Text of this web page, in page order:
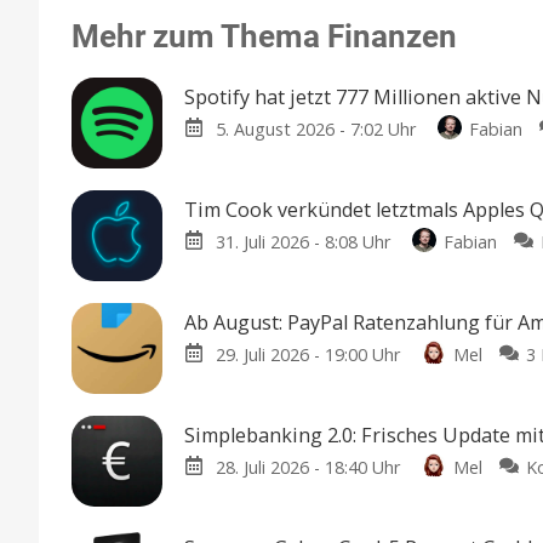
Mehr zum Thema Finanzen
Spotify hat jetzt 777 Millionen aktive
5. August 2026 - 7:02 Uhr Fabian
Tim Cook verkündet letztmals Apples
31. Juli 2026 - 8:08 Uhr Fabian
Ab August: PayPal Ratenzahlung für
29. Juli 2026 - 19:00 Uhr Mel 3
Simplebanking 2.0: Frisches Update
28. Juli 2026 - 18:40 Uhr Mel